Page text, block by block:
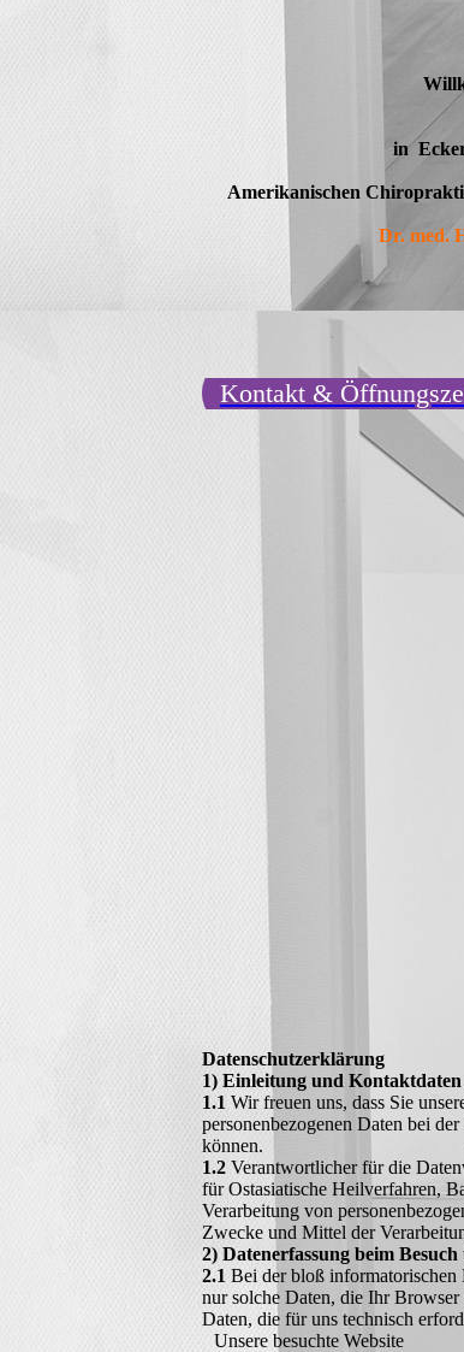
in
Amerikanischen
Dr. med.
Kontakt &
Datenschutzerklärung
1) Einleitung und
1.1 Wir freuen uns, dass Sie
personenbezogenen Daten bei
können.
1.2 Verantwortlicher für die
für Ostasiatische Heilverfahren,
Verarbeitung von
Zwecke und Mittel der
2) Datenerfassung beim
2.1 Bei der bloß informatorischen
nur solche Daten, die Ihr Browser
Daten, die für uns technisch
Unsere besuchte Website